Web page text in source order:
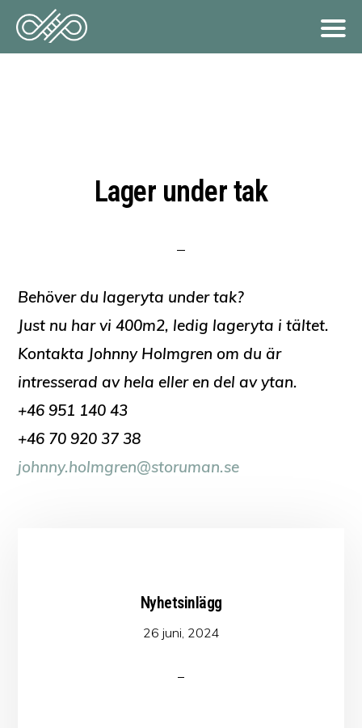
Lager under tak
Behöver du lageryta under tak?
Just nu har vi 400m2, ledig lageryta i tältet.
Kontakta Johnny Holmgren om du är
intresserad av hela eller en del av ytan.
+46 951 140 43
+46 70 920 37 38
johnny.holmgren@storuman.se
Nyhetsinlägg
26 juni, 2024